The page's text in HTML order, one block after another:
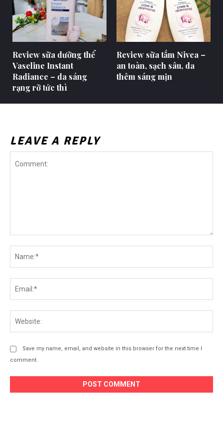
Review sữa dưỡng thể
Vaseline Instant
Radiance – da sáng
rạng rỡ tức thì
Review sữa tắm Nivea –
an toàn, sạch sâu, da
thêm sáng mịn
LEAVE A REPLY
Save my name, email, and website in this browser for the next time I
comment.